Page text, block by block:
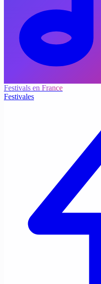
Festivals en France
Festivales